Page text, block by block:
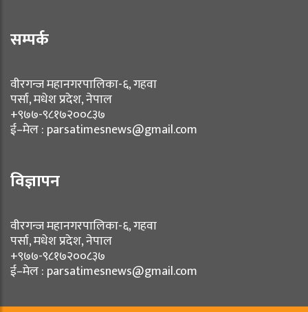
सम्पर्क
वीरगन्ज महानगरपालिका-६, गहवा
पर्सा, मधेश प्रदेश, नेपाल
+९७७-९८१७२००८३७
ई–मेल : parsatimesnews@gmail.com
विज्ञापन
वीरगन्ज महानगरपालिका-६, गहवा
पर्सा, मधेश प्रदेश, नेपाल
+९७७-९८१७२००८३७
ई–मेल : parsatimesnews@gmail.com